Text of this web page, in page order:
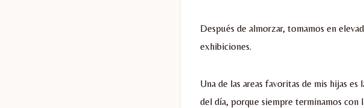
Después de almorzar, tomamos en
exhibiciones.
Una de las areas favoritas de mis hijas es
del día, porque siempre terminamos con